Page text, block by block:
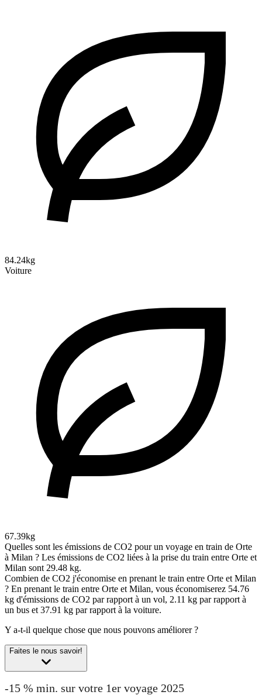
84.24kg
Voiture
67.39kg
Quelles sont les émissions de CO2 pour un voyage en train de Orte
à Milan ? Les émissions de CO2 liées à la prise du train entre Orte et
Milan sont 29.48 kg.
Combien de CO2 j'économise en prenant le train entre Orte et Milan
? En prenant le train entre Orte et Milan, vous économiserez 54.76
kg d'émissions de CO2 par rapport à un vol, 2.11 kg par rapport à
un bus et 37.91 kg par rapport à la voiture.
Y a-t-il quelque chose que nous pouvons améliorer ?
Faites le nous savoir!
-15 % min. sur votre 1er voyage 2025